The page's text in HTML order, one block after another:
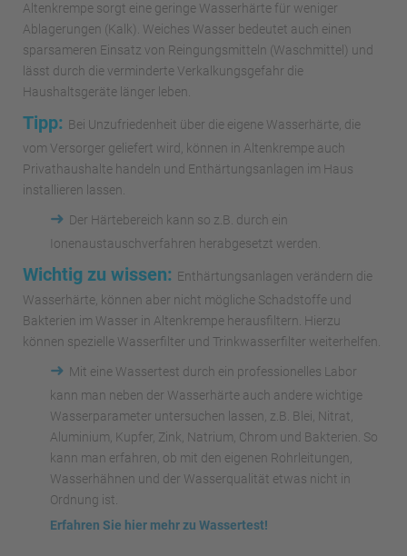
Altenkrempe sorgt eine geringe Wasserhärte für weniger
Ablagerungen (Kalk). Weiches Wasser bedeutet auch einen
sparsameren Einsatz von Reingungsmitteln (Waschmittel) und
lässt durch die verminderte Verkalkungsgefahr die
Haushaltsgeräte länger leben.
Tipp: Bei Unzufriedenheit über die eigene Wasserhärte, die
vom Versorger geliefert wird, können in Altenkrempe auch
Privathaushalte handeln und Enthärtungsanlagen im Haus
installieren lassen.
➜ Der Härtebereich kann so z.B. durch ein
Ionenaustauschverfahren herabgesetzt werden.
Wichtig zu wissen: Enthärtungsanlagen verändern die
Wasserhärte, können aber nicht mögliche Schadstoffe und
Bakterien im Wasser in Altenkrempe herausfiltern. Hierzu
können spezielle Wasserfilter und Trinkwasserfilter weiterhelfen.
➜ Mit eine Wassertest durch ein professionelles Labor
kann man neben der Wasserhärte auch andere wichtige
Wasserparameter untersuchen lassen, z.B. Blei, Nitrat,
Aluminium, Kupfer, Zink, Natrium, Chrom und Bakterien. So
kann man erfahren, ob mit den eigenen Rohrleitungen,
Wasserhähnen und der Wasserqualität etwas nicht in
Ordnung ist.
Erfahren Sie hier mehr zu Wassertest!